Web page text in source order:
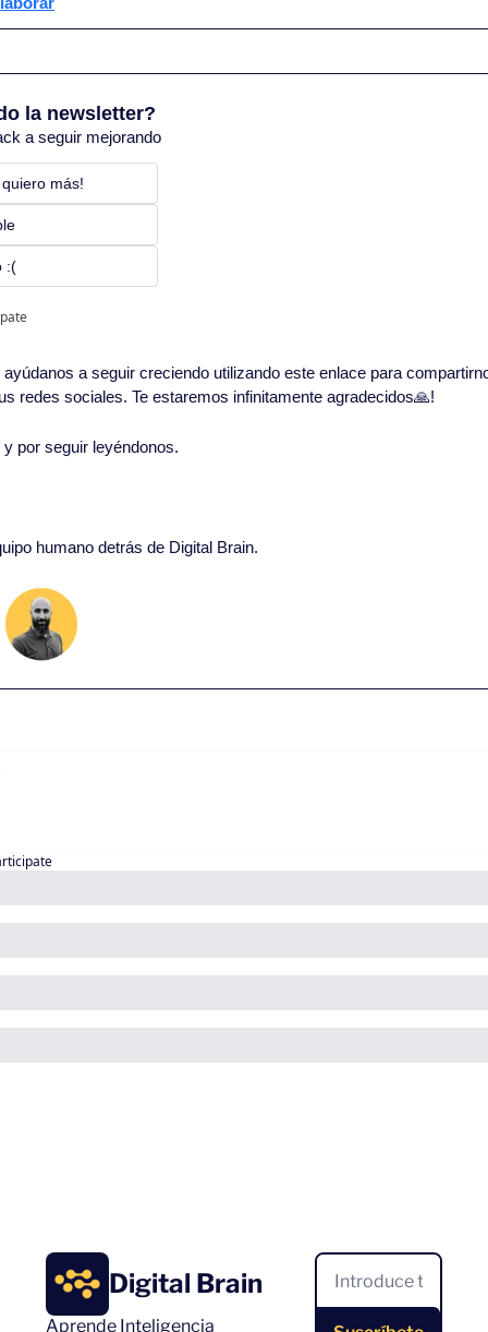
la newsletter?
a seguir mejorando
más!
:(
a seguir creciendo utilizando este enlace para
redes sociales. Te estaremos infinitamente agradecidos🙏!
por seguir leyéndonos.
humano detrás de Digital Brain.
Digital Brain
Aprende Inteligencia